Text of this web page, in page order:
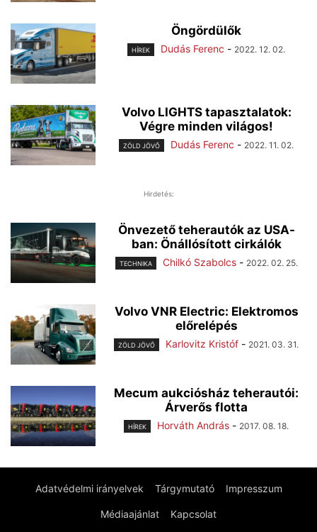
Öngördülők
HÍREK Dudás Ferenc - 2022. 12. 02.
Volvo LIGHTS tapasztalatok:
Végre minden világos!
ZÖLD JÖVŐ Dudás Ferenc - 2022. 11. 02.
Hirdetés:
Önvezető teherautók az USA-
ban: Önállósított cirkálók
TECHNIKA Chilkó Szabolcs - 2022. 02. 25.
Volvo VNR Electric: Elektromos
előrelépés
ZÖLD JÖVŐ Karlovitz Kristóf - 2021. 03. 31.
Mecum aukciósház teherautói:
Árverős flotta
HÍREK Horváth András - 2017. 08. 18.
Adatvédelmi irányelvek Tárgymutató Impresszum
Médiaajánlat Kapcsolat